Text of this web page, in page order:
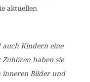
aktuellen
Kindern eine
haben sie
inneren Bilder und